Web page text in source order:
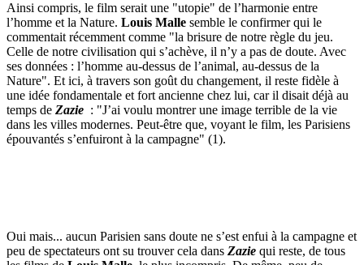
Ainsi compris, le film serait une "utopie" de l’harmonie entre
l’homme et la Nature. Louis Malle semble le confirmer qui le
commentait récemment comme "la brisure de notre règle du jeu.
Celle de notre civilisation qui s’achève, il n’y a pas de doute. Avec
ses données : l’homme au-dessus de l’animal, au-dessus de la
Nature". Et ici, à travers son goût du changement, il reste fidèle à
une idée fondamentale et fort ancienne chez lui, car il disait déjà au
temps de Zazie : "J’ai voulu montrer une image terrible de la vie
dans les villes modernes. Peut-être que, voyant le film, les Parisiens
épouvantés s’enfuiront à la campagne" (1).
Oui mais... aucun Parisien sans doute ne s’est enfui à la campagne et
peu de spectateurs ont su trouver cela dans Zazie qui reste, de tous